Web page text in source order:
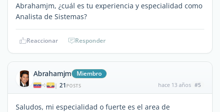
Abrahamjm, ¿cuál es tu experiencia y especialidad como
Analista de Sistemas?
Reaccionar Responder
Abrahamjm Miembro
| 21 POSTS hace 13 años #5
Saludos, mi especialidad o fuerte es el area de